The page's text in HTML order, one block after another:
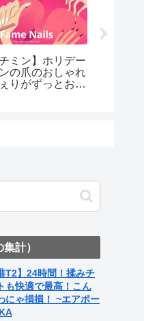
チミン】ホリデー
の爪のおしゃれ
りがずっとお世
計）
T2】24時間！揉みチ
も快適で最高！こん
にゃ損損！ ~エアポー